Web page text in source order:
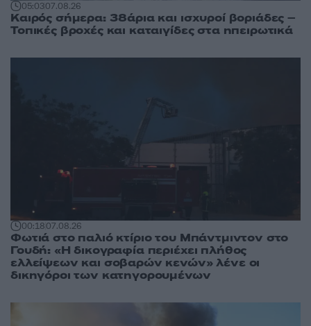
05:0307.08.26
Καιρός σήμερα: 38άρια και ισχυροί βοριάδες –
Τοπικές βροχές και καταιγίδες στα ηπειρωτικά
00:1807.08.26
Φωτιά στο παλιό κτίριο του Μπάντμιντον στο
Γουδή: «Η δικογραφία περιέχει πλήθος
ελλείψεων και σοβαρών κενών» λένε οι
δικηγόροι των κατηγορουμένων